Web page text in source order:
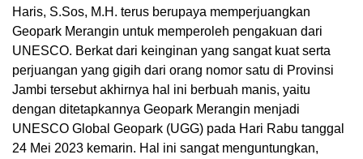
Haris, S.Sos, M.H. terus berupaya memperjuangkan
Geopark Merangin untuk memperoleh pengakuan dari
UNESCO. Berkat dari keinginan yang sangat kuat serta
perjuangan yang gigih dari orang nomor satu di Provinsi
Jambi tersebut akhirnya hal ini berbuah manis, yaitu
dengan ditetapkannya Geopark Merangin menjadi
UNESCO Global Geopark (UGG) pada Hari Rabu tanggal
24 Mei 2023 kemarin. Hal ini sangat menguntungkan,